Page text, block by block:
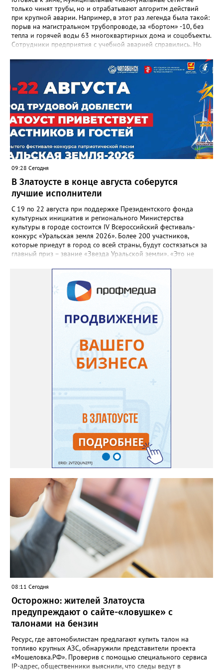
только чинят трубы, но и отрабатывают алгоритм действий
при крупной аварии. Например, в этот раз легенда была такой:
порыв на магистральном трубопроводе, за «бортом» -10, без
тепла и горячей воды 63 многоквартирных дома и соцобъекты.
Сотрудники предприятия с учебной аварией справились. Но
отметили и недочёты. «Например, управляющие компании
несвоевременно приняли меры для предотвращения
“перемерзания” общей домовой тепловой сети
многоквартирного дома, отсутствовало взаимодействие с
ресурсоснабжающей организацией, ЕДДС и иными службами»,
— сообщила начальник Главного управления ГЖИ Ирина
Настенко. В следующий раз, рекомендовали в
Госжилинспекции, службы должны действовать слаженно. И
оперативно делиться информацией со всеми
заинтересованными – от поставщика тепла до конечных
потребителей.
09:28 Сегодня
В Златоусте в конце августа соберутся
лучшие исполнители
С 19 по 22 августа при поддержке Президентского фонда
культурных инициатив и регионального Министерства
культуры в городе состоится IV Всероссийский фестиваль-
конкурс «Уральская земля 2026». Более 200 участников,
которые приедут в город со всей страны, будут состязаться за
главный приз – звание «Звезда Уральской земли». «Это не
прослушивания участников, мастер-классы от ведущих
наставников, выступления победителей прошлых лет и
приглашённых артистов», - сообщает оргкомитет. Вход на все
фестивальные мероприятия будет свободным. В 2025 году в
фестивале участвовали 26 финалистов из городов
Челябинской, Свердловской, Курганской, Оренбургской
областей, Ханты-Мансийского автономного округа и
Республики Башкортостан. Приглашённой звездой стал
идейный вдохновитель, организатор фестиваля, эстрадный
певец, победитель главного патриотического конкурса страны
«Солдатский конверт», лауреат премии в области культуры и
искусства «Золотая лира», участник телевизионных проектов
на Первом канале, обладатель звания «Голос страны» Алексей
08:11 Сегодня
Осторожно: жителей Златоуста
предупреждают о сайте-«ловушке» с
талонами на бензин
Ресурс, где автомобилистам предлагают купить талон на
топливо крупных АЗС, обнаружили представители проекта
«Мошеловка.РФ». Проверив с помощью специального сервиса
IP-адрес, общественники выяснили, что следы ведут в